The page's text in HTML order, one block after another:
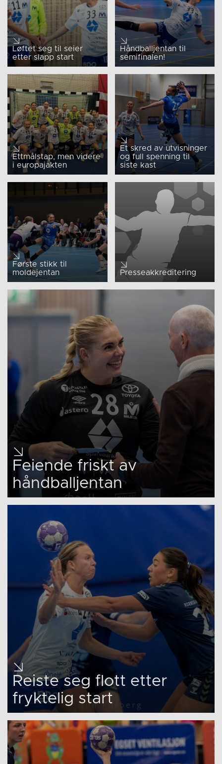
Løftet seg til seier
etter slapp start
Håndballjentan til
semifinalen!
Ettmålstap, men videre
i europajakten
Et skred av utvisninger
og full spenning til
siste kast
Første stikk til
moldejentan
Presseakkreditering
Feiende friskt av
håndballjentan
Reiste seg flott etter
fryktelig start